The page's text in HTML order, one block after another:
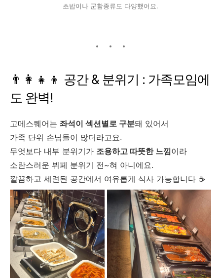
초밥이나 군함종류도 다양했어요.
👨‍👩‍👧‍👦 공간 & 분위기 : 가족모임에
도 완벽!
고메스퀘어는 좌석이 섹션별로 구분돼 있어서
가족 단위 손님들이 많더라고요.
무엇보다 내부 분위기가 조용하고 따뜻한 느낌이라
소란스러운 뷔페 분위기 전~혀 아니에요.
깔끔하고 세련된 공간에서 여유롭게 식사 가능합니다 ☕️